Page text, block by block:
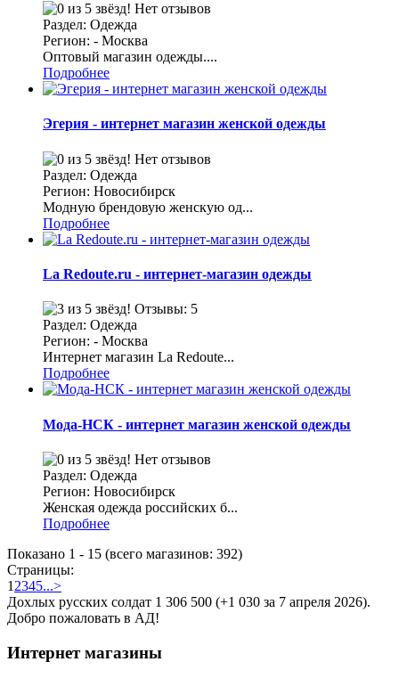
Нет отзывов
Раздел: Одежда
Регион: - Москва
Оптовый магазин одежды....
Подробнее
Эгерия - интернет магазин женской одежды
Нет отзывов
Раздел: Одежда
Регион: Новосибирск
Модную брендовую женскую од...
Подробнее
La Redoute.ru - интернет-магазин одежды
Отзывы: 5
Раздел: Одежда
Регион: - Москва
Интернет магазин La Redoute...
Подробнее
Мода-НСК - интернет магазин женской одежды
Нет отзывов
Раздел: Одежда
Регион: Новосибирск
Женская одежда российских б...
Подробнее
Показано 1 - 15 (всего магазинов: 392)
Страницы:
1 2345...>
Дохлых русских солдат 1 306 500 (+1 030 за 7 апреля 2026).
Добро пожаловать в АД!
Интернет магазины